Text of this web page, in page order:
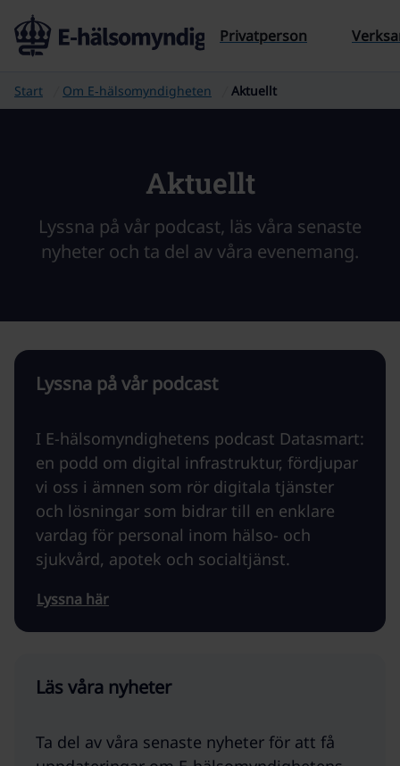
Till sidans innehåll
Privatperson
Start Om E‑hälsomyndigheten Aktuellt
Aktuellt
Lyssna på vår podcast, läs våra senaste
nyheter och ta del av våra evenemang.
Lyssna på vår podcast
I E-hälsomyndighetens podcast Datasmart:
en podd om digital infrastruktur, fördjupar
vi oss i ämnen som rör digitala tjänster
och lösningar som bidrar till en enklare
vardag för personal inom hälso- och
sjukvård, apotek och socialtjänst.
Lyssna här
Läs våra nyheter
Ta del av våra senaste nyheter för att få